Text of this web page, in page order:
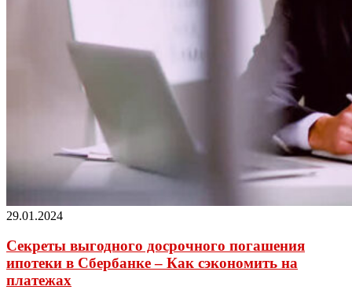
29.01.2024
Секреты выгодного досрочного погашения
ипотеки в Сбербанке – Как сэкономить на
платежах